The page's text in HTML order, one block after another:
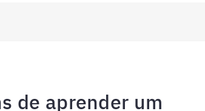
de aprender um